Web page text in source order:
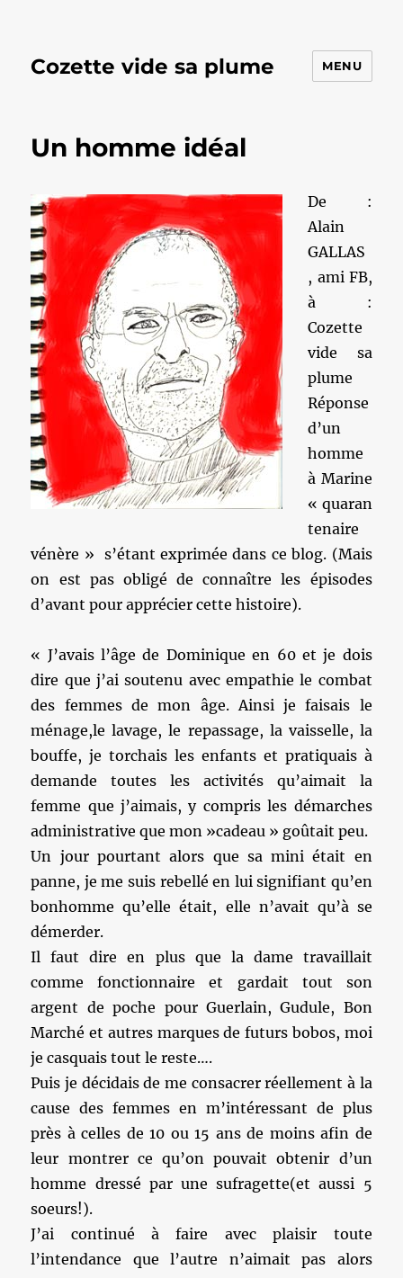
Cozette vide sa plume MENU
Un homme idéal
De :
Alain
GALLAS
, ami FB,
à :
Cozette
vide sa
plume
Réponse
d’un
homme
à Marine
« quaran
tenaire
vénère » s’étant exprimée dans ce blog. (Mais
on est pas obligé de connaître les épisodes
d’avant pour apprécier cette histoire).
« J’avais l’âge de Dominique en 60 et je dois
dire que j’ai soutenu avec empathie le combat
des femmes de mon âge. Ainsi je faisais le
ménage,le lavage, le repassage, la vaisselle, la
bouffe, je torchais les enfants et pratiquais à
demande toutes les activités qu’aimait la
femme que j’aimais, y compris les démarches
administrative que mon »cadeau » goûtait peu.
Un jour pourtant alors que sa mini était en
panne, je me suis rebellé en lui signifiant qu’en
bonhomme qu’elle était, elle n’avait qu’à se
démerder.
Il faut dire en plus que la dame travaillait
comme fonctionnaire et gardait tout son
argent de poche pour Guerlain, Gudule, Bon
Marché et autres marques de futurs bobos, moi
je casquais tout le reste….
Puis je décidais de me consacrer réellement à la
cause des femmes en m’intéressant de plus
près à celles de 10 ou 15 ans de moins afin de
leur montrer ce qu’on pouvait obtenir d’un
homme dressé par une sufragette(et aussi 5
soeurs!).
J’ai continué à faire avec plaisir toute
l’intendance que l’autre n’aimait pas alors